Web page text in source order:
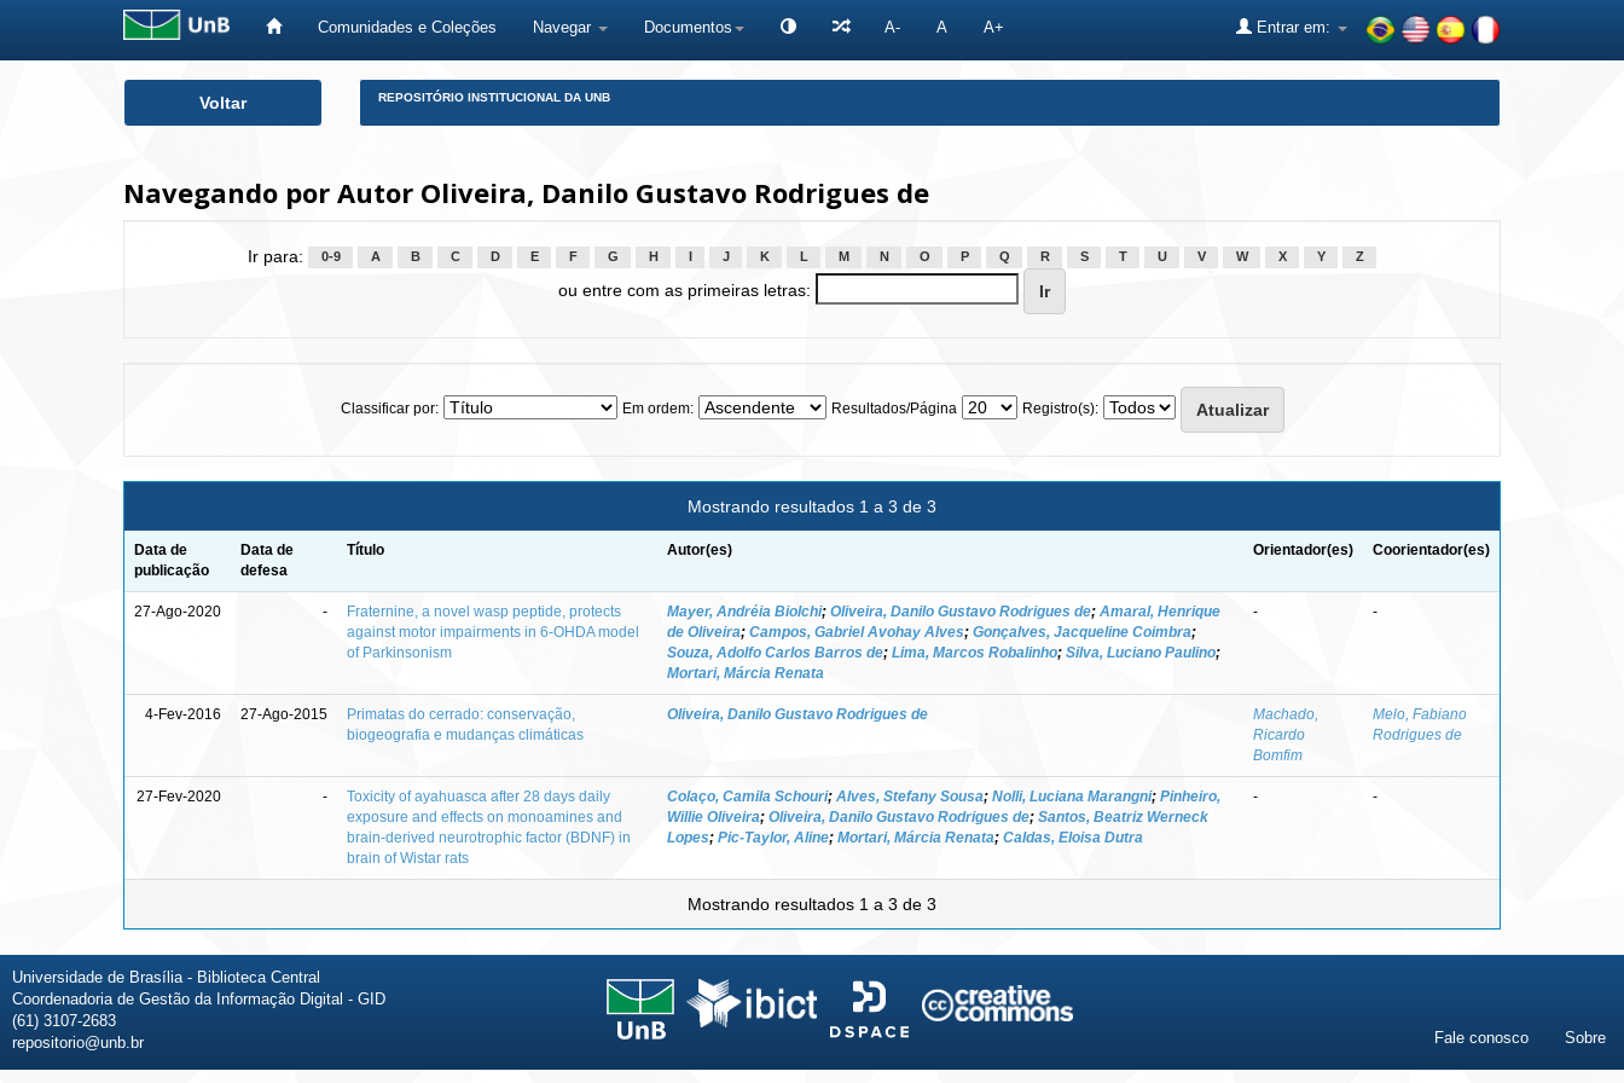
Comunidades e Coleções Navegar Documentos A- A A+ Entrar em:
Voltar REPOSITÓRIO INSTITUCIONAL DA UNB
Navegando por Autor Oliveira, Danilo Gustavo Rodrigues de
Ir para: 0-9 A B C D E F G H J K L M N O P Q R S T U V W X Y Z
ou entre com as primeiras letras:
Classificar por: Em ordem: Resultados/Página Registro(s):
Mostrando resultados 1 a 3 de 3
Data de
publicação
Data de
defesa
Título Autor(es) Orientador(es) Coorientador(es)
27-Ago-2020 -
Fraternine, a novel wasp peptide, protects
against motor impairments in 6-OHDA model
of Parkinsonism
Mayer, Andréia Biolchi; Oliveira, Danilo Gustavo Rodrigues de; Amaral, Henrique
de Oliveira; Campos, Gabriel Avohay Alves; Gonçalves, Jacqueline Coimbra;
Souza, Adolfo Carlos Barros de; Lima, Marcos Robalinho; Silva, Luciano Paulino;
Mortari, Márcia Renata
- -
4-Fev-2016 27-Ago-2015
Primatas do cerrado: conservação,
biogeografia e mudanças climáticas
Oliveira, Danilo Gustavo Rodrigues de
Machado,
Ricardo
Bomfim
Melo, Fabiano
Rodrigues de
27-Fev-2020 -
Toxicity of ayahuasca after 28 days daily
exposure and effects on monoamines and
brain-derived neurotrophic factor (BDNF) in
brain of Wistar rats
Colaço, Camila Schouri; Alves, Stefany Sousa; Nolli, Luciana Marangni; Pinheiro,
Willie Oliveira; Oliveira, Danilo Gustavo Rodrigues de; Santos, Beatriz Werneck
Lopes; Pic-Taylor, Aline; Mortari, Márcia Renata; Caldas, Eloisa Dutra
- -
Mostrando resultados 1 a 3 de 3
Universidade de Brasília - Biblioteca Central
Coordenadoria de Gestão da Informação Digital - GID
(61) 3107-2683
repositorio@unb.br
Fale conosco Sobre